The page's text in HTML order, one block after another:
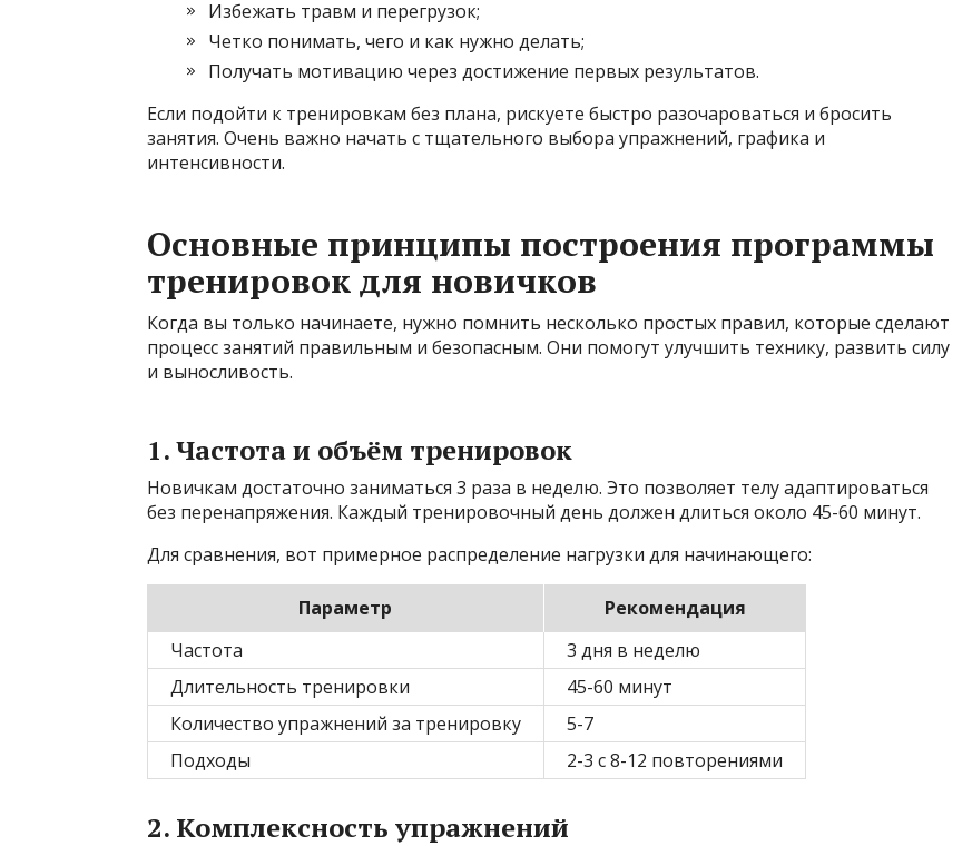
Избежать травм и перегрузок;
Четко понимать, чего и как нужно делать;
Получать мотивацию через достижение первых результатов.
Если подойти к тренировкам без плана, рискуете быстро разочароваться и бросить
занятия. Очень важно начать с тщательного выбора упражнений, графика и
интенсивности.
Основные принципы построения программы
тренировок для новичков
Когда вы только начинаете, нужно помнить несколько простых правил, которые сделают
процесс занятий правильным и безопасным. Они помогут улучшить технику, развить силу
и выносливость.
1. Частота и объём тренировок
Новичкам достаточно заниматься 3 раза в неделю. Это позволяет телу адаптироваться
без перенапряжения. Каждый тренировочный день должен длиться около 45-60 минут.
Для сравнения, вот примерное распределение нагрузки для начинающего:
Параметр
Рекомендация
Частота
3 дня в неделю
Длительность тренировки
45-60 минут
Количество упражнений за тренировку
5-7
Подходы
2-3 с 8-12 повторениями
2. Комплексность упражнений